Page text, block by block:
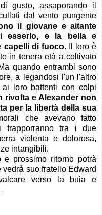
di gusto,assaporando il
dal vento pungente
il giovane e aitante
esserlo, e la bella e
capelli di fuoco.Il loro è
in tenera età a coltivato
quando entrambi sono
a legandosi l'un l'altro
loro battenti con colpi
rivolta e Alexander non
per la libertà della sua
che avevano fatto
frapporranno tra i due
violenta e dolorosa,
intangibili.
e prossimo ritorno potrà
suo fratello Edward
verso la buia e